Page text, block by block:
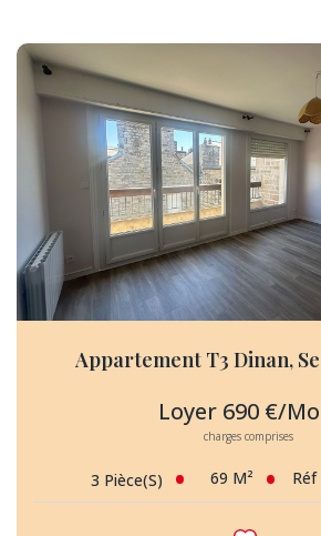
Appartement T3 Dinan,
Loyer 690 €/
charges comprises
3 Pièce(s) 69 M² Réf